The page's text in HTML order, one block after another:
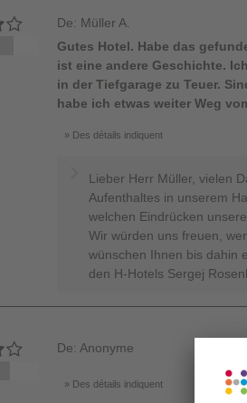
De: Müller A.
Gutes Hotel. Habe das
ist eine andere Geschichte.
in der Tiefgarage zu Teuer.
habe ich etwas weiter Weg
Des détails indiquent
Lieber Herr Müller, vielen
Aufenthaltes in unserem
welchen Eindrücken
Wir würden uns freuen,
wünschen Ihnen bis dahin
den H-Hotels Sergej
De: Anonyme
Des détails indiquent